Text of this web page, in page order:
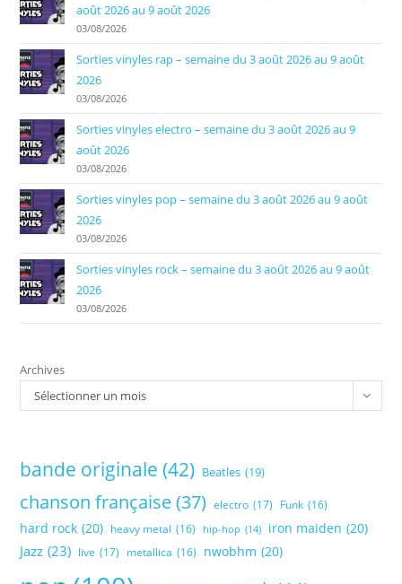
août 2026 au 9 août 2026
03/08/2026
Sorties vinyles rap – semaine du 3 août 2026 au 9 août
2026
03/08/2026
Sorties vinyles electro – semaine du 3 août 2026 au 9
août 2026
03/08/2026
Sorties vinyles pop – semaine du 3 août 2026 au 9 août
2026
03/08/2026
Sorties vinyles rock – semaine du 3 août 2026 au 9 août
2026
03/08/2026
Archives
Sélectionner un mois
bande originale (42) Beatles (19)
chanson française (37) electro (17) Funk (16)
hard rock (20) heavy metal (16) hip-hop (14) iron maiden (20)
Jazz (23) live (17) metallica (16) nwobhm (20)